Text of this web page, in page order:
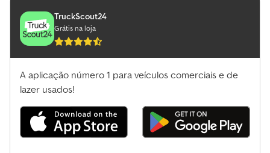
TruckScout24
Grátis na loja
A aplicação número 1 para veículos comerciais e de
lazer usados!